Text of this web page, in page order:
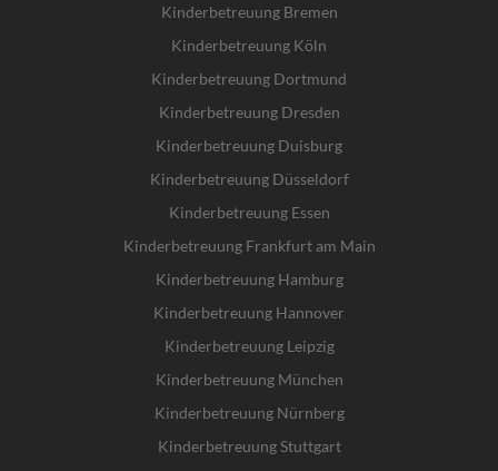
Kinderbetreuung Bremen
Kinderbetreuung Köln
Kinderbetreuung Dortmund
Kinderbetreuung Dresden
Kinderbetreuung Duisburg
Kinderbetreuung Düsseldorf
Kinderbetreuung Essen
Kinderbetreuung Frankfurt am Main
Kinderbetreuung Hamburg
Kinderbetreuung Hannover
Kinderbetreuung Leipzig
Kinderbetreuung München
Kinderbetreuung Nürnberg
Kinderbetreuung Stuttgart